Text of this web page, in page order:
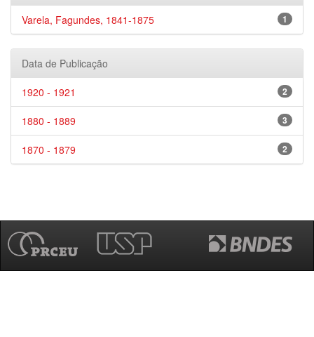
1
Varela, Fagundes, 1841-1875
Data de Publicação
2
1920 - 1921
3
1880 - 1889
2
1870 - 1879